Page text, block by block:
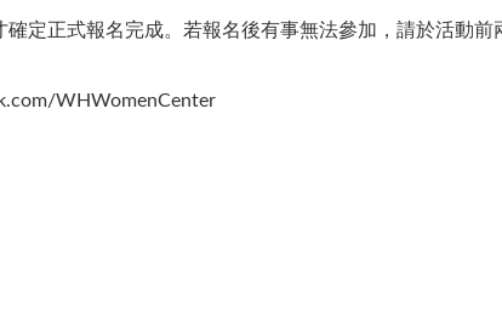
定正式報名完成。若報名後有事無法參加，請於活動
WHWomenCenter